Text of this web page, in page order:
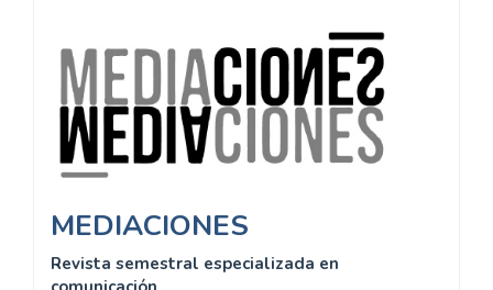
MEDIACIONES
Revista semestral especializada en